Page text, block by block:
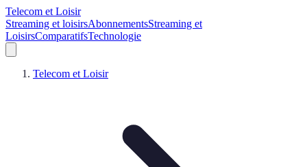
Telecom et Loisir
Streaming et loisirsAbonnementsStreaming et
LoisirsComparatifsTechnologie
Telecom et Loisir